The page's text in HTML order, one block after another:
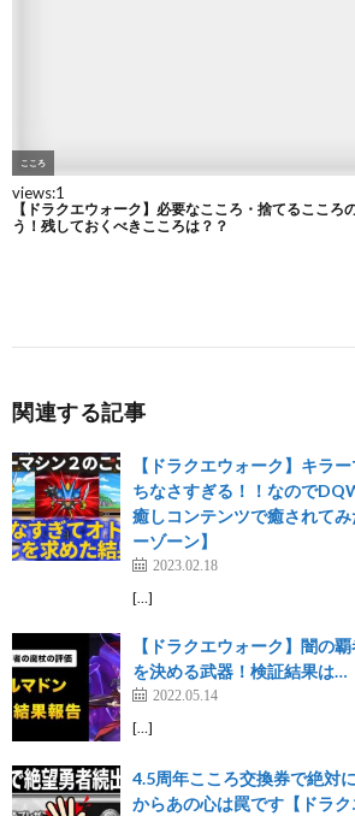
関連する記事
【ドラクエウォーク】キラ
ちなさすぎる！！なので
癒しコンテンツで癒されて
ーゾーン】
2023.02.18
[…]
【ドラクエウォーク】闇の
を決める武器！検証結果は…
2022.05.14
[…]
4.5周年こころ交換券で絶対
からあの心は罠です【ドラ